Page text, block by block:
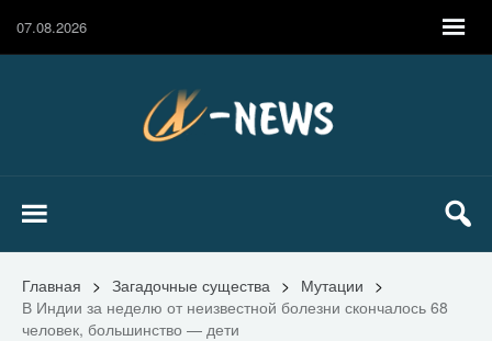
07.08.2026
Главная > Загадочные существа > Мутации >
В Индии за неделю от неизвестной болезни скончалось 68
человек, большинство — дети